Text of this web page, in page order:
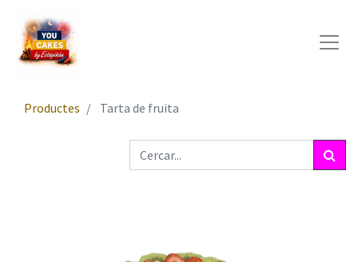
Productes Tarta de fruita